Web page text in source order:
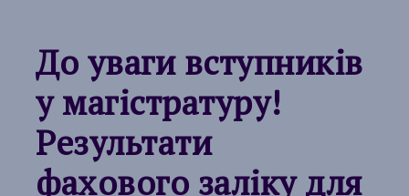
До уваги вступників
у магістратуру!
Результати
фахового заліку для